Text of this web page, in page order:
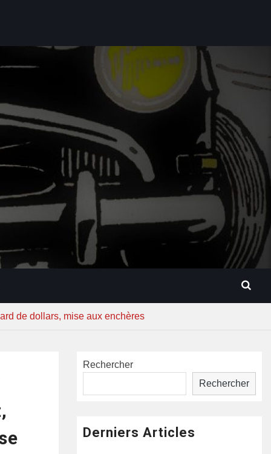
de dollars, mise aux enchères
Rechercher
Rechercher
Derniers Articles